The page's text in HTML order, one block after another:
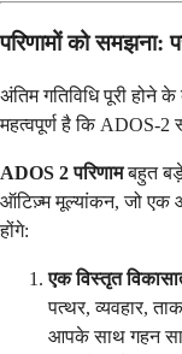
परिणामों को समझना:
अंतिम गतिविधि पूरी
महत्वपूर्ण है कि ADOS-2
ADOS 2 परिणामबहुत बड़े
ऑटिज़्म मूल्यांकन, जो एक
होंगे:
एक विस्तृत
पत्थर, व्यवहार,
आपके साथ गहन